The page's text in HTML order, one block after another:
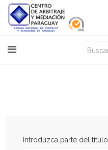
Introduzca parte del título